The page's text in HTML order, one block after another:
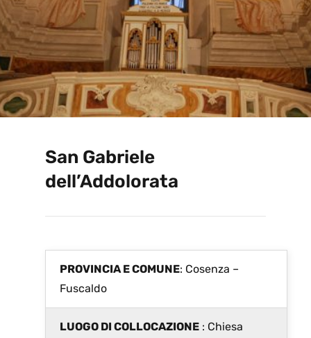
San Gabriele
dell’Addolorata
PROVINCIA E COMUNE: Cosenza –
Fuscaldo
LUOGO DI COLLOCAZIONE : Chiesa